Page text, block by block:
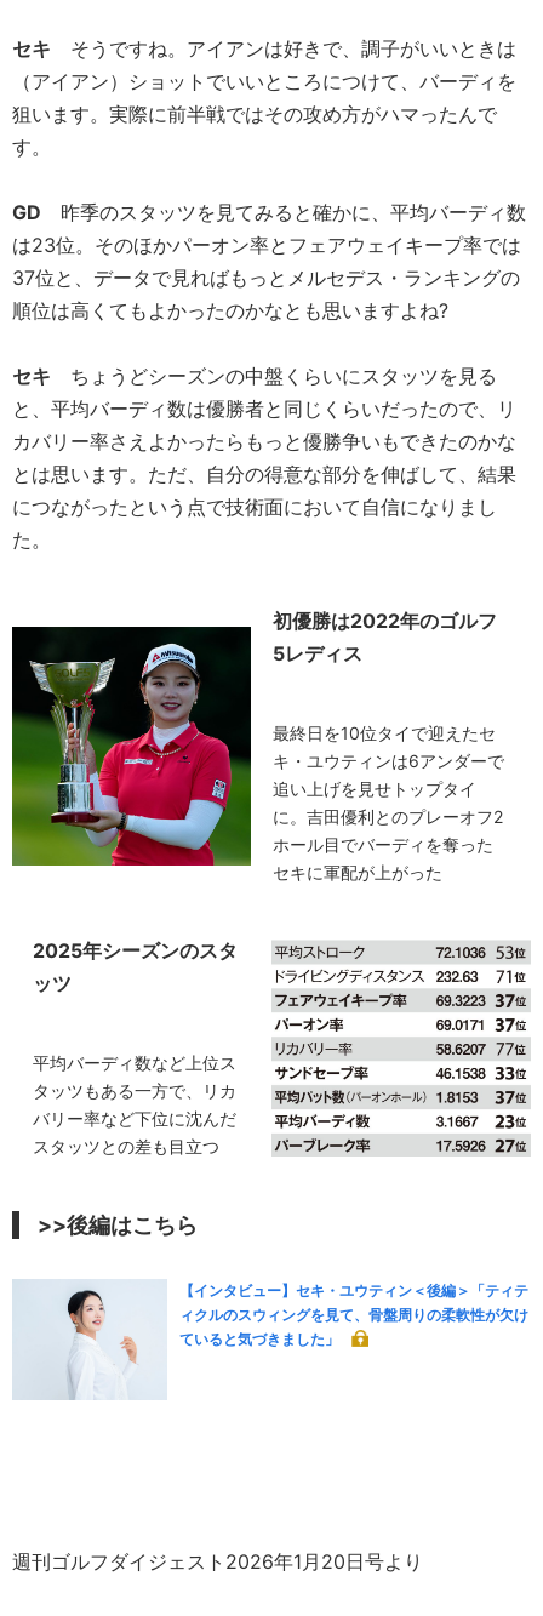
セキ そうですね。アイアンは好きで、調子がいいときは
（アイアン）ショットでいいところにつけて、バーディを
狙います。実際に前半戦ではその攻め方がハマったんで
す。
GD 昨季のスタッツを見てみると確かに、平均バーディ数
は23位。そのほかパーオン率とフェアウェイキープ率では
37位と、データで見ればもっとメルセデス・ランキングの
順位は高くてもよかったのかなとも思いますよね?
セキ ちょうどシーズンの中盤くらいにスタッツを見る
と、平均バーディ数は優勝者と同じくらいだったので、リ
カバリー率さえよかったらもっと優勝争いもできたのかな
とは思います。ただ、自分の得意な部分を伸ばして、結果
につながったという点で技術面において自信になりまし
た。
初優勝は2022年のゴルフ
5レディス
最終日を10位タイで迎えたセ
キ・ユウティンは6アンダーで
追い上げを見せトップタイ
に。吉田優利とのプレーオフ2
ホール目でバーディを奪った
セキに軍配が上がった
2025年シーズンのスタ
ッツ
平均バーディ数など上位ス
タッツもある一方で、リカ
バリー率など下位に沈んだ
スタッツとの差も目立つ
>>後編はこちら
【インタビュー】セキ・ユウティン＜後編＞「ティテ
ィクルのスウィングを見て、骨盤周りの柔軟性が欠け
ていると気づきました」
週刊ゴルフダイジェスト2026年1月20日号より